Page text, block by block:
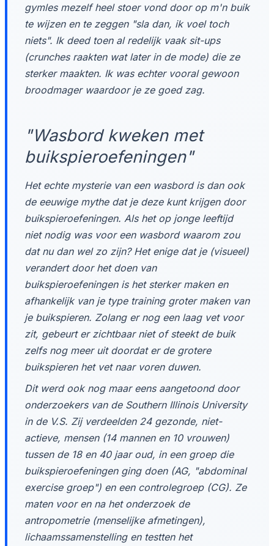
gymles mezelf heel stoer vond door op m'n buik
te wijzen en te zeggen "sla dan, ik voel toch
niets". Ik deed toen al redelijk vaak sit-ups
(crunches raakten wat later in de mode) die ze
sterker maakten. Ik was echter vooral gewoon
broodmager waardoor je ze goed zag.
"Wasbord kweken met
buikspieroefeningen"
Het echte mysterie van een wasbord is dan ook
de eeuwige mythe dat je deze kunt krijgen door
buikspieroefeningen. Als het op jonge leeftijd
niet nodig was voor een wasbord waarom zou
dat nu dan wel zo zijn? Het enige dat je (visueel)
verandert door het doen van
buikspieroefeningen is het sterker maken en
afhankelijk van je type training groter maken van
je buikspieren. Zolang er nog een laag vet voor
zit, gebeurt er zichtbaar niet of steekt de buik
zelfs nog meer uit doordat er de grotere
buikspieren het vet naar voren duwen.
Dit werd ook nog maar eens aangetoond door
onderzoekers van de Southern Illinois University
in de V.S. Zij verdeelden 24 gezonde, niet-
actieve, mensen (14 mannen en 10 vrouwen)
tussen de 18 en 40 jaar oud, in een groep die
buikspieroefeningen ging doen (AG, "abdominal
exercise groep") en een controlegroep (CG). Ze
maten voor en na het onderzoek de
antropometrie (menselijke afmetingen),
lichaamssamenstelling en testten het